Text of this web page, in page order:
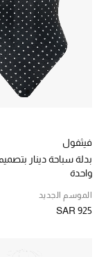
جميع الملابس النسائية
جميع الأحذية النسائية
جميع الحقائب النسائية
تسوقوا للنساء
فيثفول
بدلة سباحة دينار
واحدة
الموسم الجديد
SAR 925